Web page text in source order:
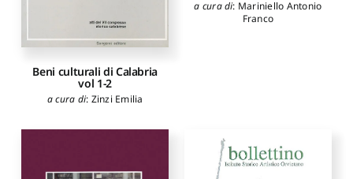
Beni culturali di Calabria
vol 1-2
a cura di: Zinzi Emilia
a cura di: Mariniello Antonio
Franco